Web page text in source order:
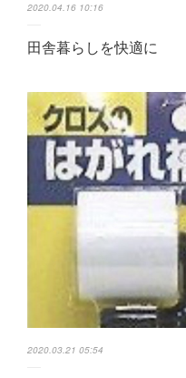
2020.04.16 10:16
田舎暮らしを快適に
2020.03.21 05:54